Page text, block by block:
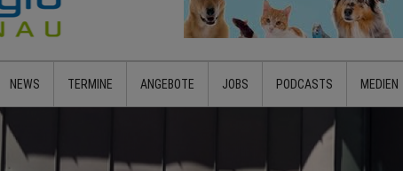
NEWS TERMINE ANGEBOTE JOBS PODCASTS MEDIEN